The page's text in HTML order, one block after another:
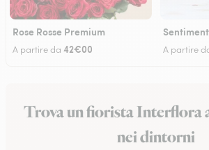
Rose Rosse Premium
A partire da 42€00 A partire
Trova un fiorista Interflora
nei dintorni